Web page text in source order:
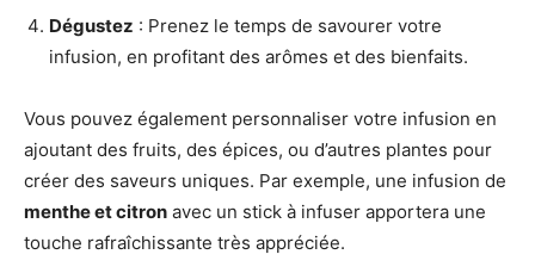
Dégustez : Prenez le temps de savourer votre
infusion, en profitant des arômes et des bienfaits.
Vous pouvez également personnaliser votre infusion en
ajoutant des fruits, des épices, ou d’autres plantes pour
créer des saveurs uniques. Par exemple, une infusion de
menthe et citron avec un stick à infuser apportera une
touche rafraîchissante très appréciée.